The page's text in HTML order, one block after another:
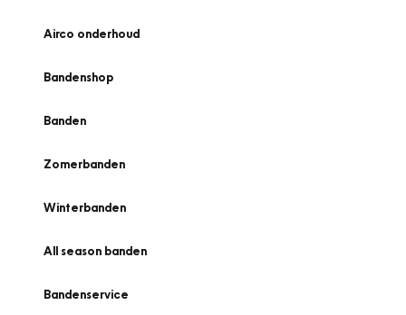
Airco onderhoud
Bandenshop
Banden
Zomerbanden
Winterbanden
All season banden
Bandenservice